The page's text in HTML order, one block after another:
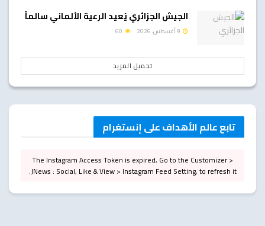
الجيش الجزائري يُعيد الرعية الألماني سالماً
تحميل المزيد
تابع عالم الأهداف على إنستغرام
The Instagram Access Token is expired, Go to the Customizer >
JNews : Social, Like & View > Instagram Feed Setting, to refresh it.